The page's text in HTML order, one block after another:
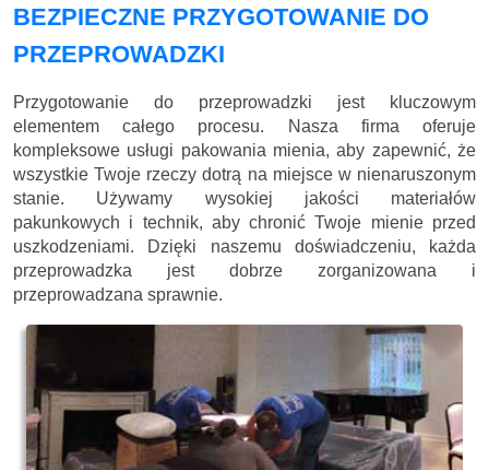
BEZPIECZNE PRZYGOTOWANIE DO
PRZEPROWADZKI
Przygotowanie do przeprowadzki jest kluczowym
elementem całego procesu. Nasza firma oferuje
kompleksowe usługi pakowania mienia, aby zapewnić, że
wszystkie Twoje rzeczy dotrą na miejsce w nienaruszonym
stanie. Używamy wysokiej jakości materiałów
pakunkowych i technik, aby chronić Twoje mienie przed
uszkodzeniami. Dzięki naszemu doświadczeniu, każda
przeprowadzka jest dobrze zorganizowana i
przeprowadzana sprawnie.